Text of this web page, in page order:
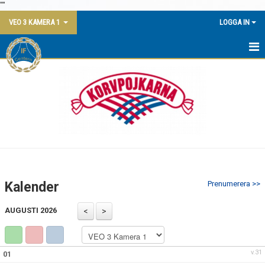
""
VEO 3 KAMERA 1
LOGGA IN
BOKNING
Prenumerera >>
Kalender
AUGUSTI 2026
v.31
01